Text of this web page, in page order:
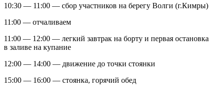
10:30 — 11:00 — сбор участников на берегу Волги (г.Кимры)
11:00 — отчаливаем
11:00 — 12:00 — легкий завтрак на борту и первая остановка
в заливе на купание
12:00 — 14:00 — движение до точки стоянки
15:00 — 16:00 — стоянка, горячий обед